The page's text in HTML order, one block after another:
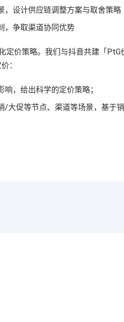
，设计供应链调整方案与取舍策略
，争取渠道协同优势
定价策略。我们与抖音共建 「PtG
：
响，给出科学的定价策略；
/大促等节点、渠道等场景，基于